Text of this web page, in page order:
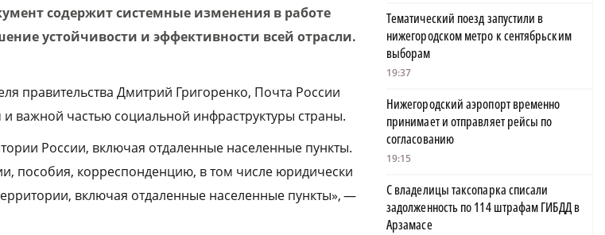
содержит системные изменения в работе
устойчивости и эффективности всей отрасли.
правительства Дмитрий Григоренко, Почта России
и важной частью социальной инфраструктуры страны.
России, включая отдаленные населенные пункты.
пособия, корреспонденцию, в том числе юридически
включая отдаленные населенные пункты», —
Тематический поезд запустили в
нижегородском метро к сентябрьским
выборам
19:37
Нижегородский аэропорт временно
принимает и отправляет рейсы по
согласованию
19:15
С владелицы таксопарка списали
задолженность по 114 штрафам ГИБДД в
Арзамасе